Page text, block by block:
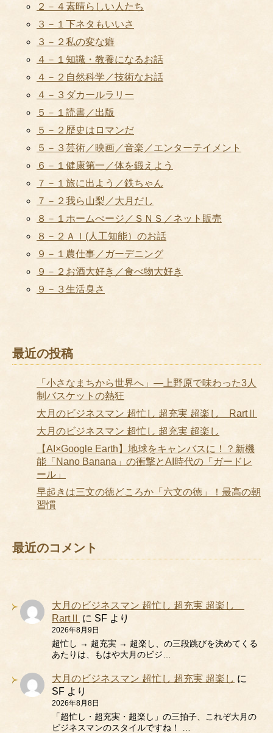
２－４素晴らしい人たち
３－１下ネタもいいさ
３－２私の変な癖
４－１知識・教養になるお話
４－２自然科学／技術なお話
４－３ダカールラリー
５－１読書／出版
５－２歴史はロマンだ
５－３芸術／映画／音楽／エンターテイメント
６－１健康第一／体を鍛えよう
７－１旅に出よう／鉄ちゃん
７－２我ら山梨／大月だし
８－１ホームぺージ／ＳＮＳ／ネット販売
８－２ＡＩ(人工知能）のお話
９－１農仕事／ガーデニング
９－２お酒大好き／食べ物大好き
９－３生活臭さ
最近の投稿
「小さなまちから世界へ」―上野原で味わった3人
制バスケットの熱狂
大月のビジネスマン 超忙し 超充実 超楽し RartⅡ
大月のビジネスマン 超忙し 超充実 超楽し
【AI×Google Earth】地球をキャンバスに！？新機
能「Nano Banana」の衝撃とAI時代の「ガードレ
ール」
早起きは三文の徳どころか「六文の徳」！最高の朝
習慣
最近のコメント
大月のビジネスマン 超忙し 超充実 超楽し
RartⅡ に SF より
2026年8月9日
超忙し → 超充実 → 超楽し、の三段跳びを決めてくる
あたりは、もはや大月のビジ…
大月のビジネスマン 超忙し 超充実 超楽し に
SF より
2026年8月8日
「超忙し・超充実・超楽し」の三拍子、これぞ大月の
ビジネスマンのスタイルですね！ …